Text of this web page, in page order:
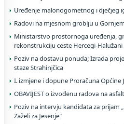
Uređenje malonogometnog i dječjeg
Radovi na mjesnom groblju u
Ministarstvo prostornoga uređenja,
rekonstrukciju ceste Hercegi-Halužani
Poziv na dostavu ponuda; Izrada
staze Strahinjčica
I. izmjene i dopune Proračuna Općine
OBAVIJEST o izvođenu radova na
Poziv na intervju kandidata za prijam
Zaželi za Jesenje"